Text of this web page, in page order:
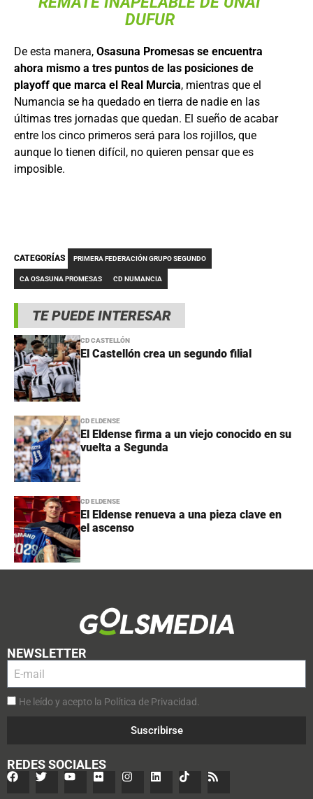
TE PUEDE INTERESAR
CD CASTELLÓN
El Castellón crea un segundo filial
CD ELDENSE
El Eldense firma a un viejo conocido en su
vuelta a Segunda
CD ELDENSE
El Eldense renueva a una pieza clave en
el ascenso
DUFUR
De esta manera, Osasuna Promesas se encuentra
ahora mismo a tres puntos de las posiciones de
playoff que marca el Real Murcia, mientras que el
Numancia se ha quedado en tierra de nadie en las
últimas tres jornadas que quedan. El sueño de acabar
entre los cinco primeros será para los rojillos, que
aunque lo tienen difícil, no quieren pensar que es
imposible.
CATEGORÍAS PRIMERA FEDERACIÓN GRUPO SEGUNDO
CA OSASUNA PROMESAS CD NUMANCIA
NEWSLETTER
He leído y acepto la Política de Privacidad.
Suscribirse
REDES SOCIALES